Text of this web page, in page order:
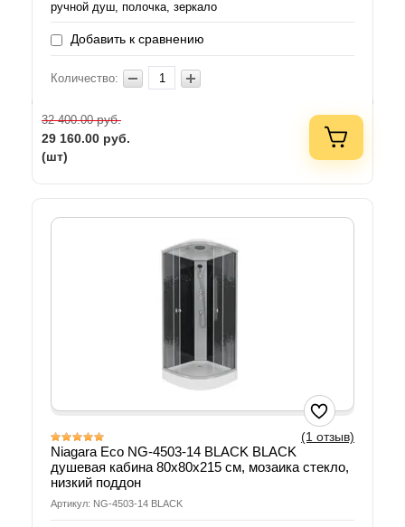
ручной душ, полочка, зеркало
Добавить к сравнению
Количество:
32 400.00руб.
29 160.00 руб.
(шт)
(1 отзыв)
Niagara Eco NG-4503-14 BLACK BLACK
душевая кабина 80х80х215 см, мозаика стекло,
низкий поддон
Артикул: NG-4503-14 BLACK